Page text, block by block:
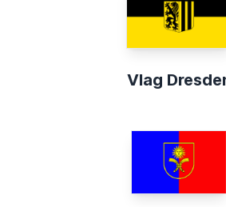
Vlag